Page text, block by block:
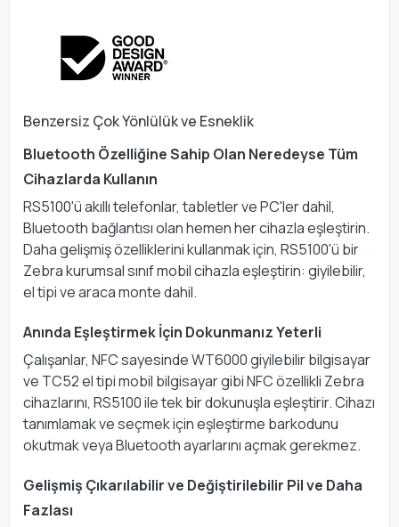
Benzersiz Çok Yönlülük ve Esneklik
Bluetooth Özelliğine Sahip Olan Neredeyse Tüm
Cihazlarda Kullanın
RS5100'ü akıllı telefonlar, tabletler ve PC'ler dahil,
Bluetooth bağlantısı olan hemen her cihazla eşleştirin.
Daha gelişmiş özelliklerini kullanmak için, RS5100'ü bir
Zebra kurumsal sınıf mobil cihazla eşleştirin: giyilebilir,
el tipi ve araca monte dahil.
Anında Eşleştirmek İçin Dokunmanız Yeterli
Çalışanlar, NFC sayesinde WT6000 giyilebilir bilgisayar
ve TC52 el tipi mobil bilgisayar gibi NFC özellikli Zebra
cihazlarını, RS5100 ile tek bir dokunuşla eşleştirir. Cihazı
tanımlamak ve seçmek için eşleştirme barkodunu
okutmak veya Bluetooth ayarlarını açmak gerekmez.
Gelişmiş Çıkarılabilir ve Değiştirilebilir Pil ve Daha
Fazlası